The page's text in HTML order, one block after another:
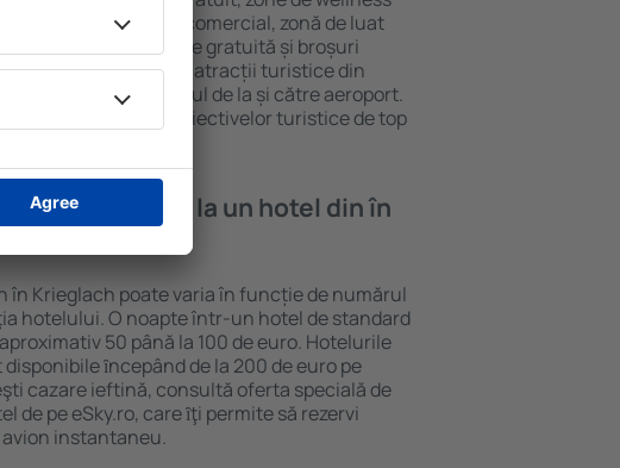
în cameră, centru comercial, zonă de luat
pentru copii, parcare gratuită și broșuri
cele mai interesante atracții turistice din
includ și transferul de la și către aeroport.
vizitarea obiectivelor turistice de top
de cazare la un hotel din în
în Krieglach poate varia în funcție de numărul
hotelului. O noapte într-un hotel de standard
50 până la 100 de euro. Hotelurile
ȋncepând de la 200 de euro pe
cazare ieftină, consultă oferta specială de
de pe eSky.ro, care ȋţi permite să rezervi
instantaneu.